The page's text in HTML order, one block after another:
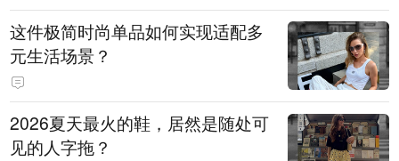
这件极简时尚单品如何实现适配多
元生活场景？
2026夏天最火的鞋，居然是随处可
见的人字拖？